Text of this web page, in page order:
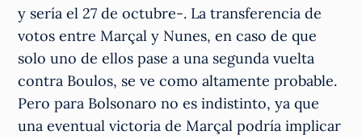
y sería el 27 de octubre-. La transferencia de
votos entre Marçal y Nunes, en caso de que
solo uno de ellos pase a una segunda vuelta
contra Boulos, se ve como altamente probable.
Pero para Bolsonaro no es indistinto, ya que
una eventual victoria de Marçal podría implicar